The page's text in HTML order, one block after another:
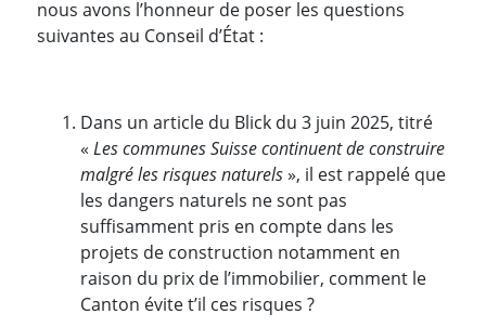
nous avons l’honneur de poser les questions
suivantes au Conseil d’État :
Dans un article du Blick du 3 juin 2025, titré
« Les communes Suisse continuent de construire
malgré les risques naturels», il est rappelé que
les dangers naturels ne sont pas
suffisamment pris en compte dans les
projets de construction notamment en
raison du prix de l’immobilier, comment le
Canton évite t’il ces risques ?